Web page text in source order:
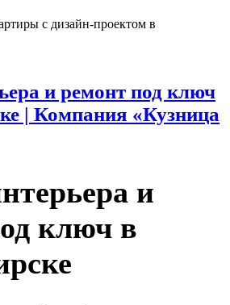
и ремонт под ключ
| Компания «Кузница
и
ключ в